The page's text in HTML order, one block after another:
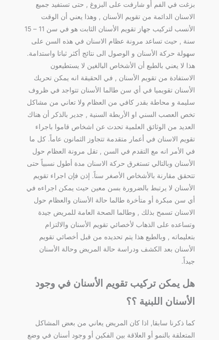
بزغت في الفم أو شارفت على البزوغ , حتى تستفيد جميع
الاسنان الدائمة من تقويم الأسنان , وهذا يعني أن الوقت
الأنسب لتركيب جهاز تقويم الأسنان الثابت هو في سن 11 – 15
سنة , حيث تساعد مرونة عظام الاسنان في هذه السن على
سهولة حركة الأسنان و الوصول الى نتائج أكثر ثباتا واستدامة.
هذا لا يعني بالطبع أن الأشخاص البالغين لا يستطيعون
الاستفادة من تقويم الأسنان , في الحقيقة انه يمكن تحريك
الأسنان تقويميا في أي سن طالما الأسنان تتواجد في ظروف
سليمة و محاطة بقدر كافي من العظام ولا تعاني من مشاكل
تخص العصب السني او الأربطة السنية , جدير بالذكر أن هناك
العديد من الوثائق العلمية تحدث عن اشخاص قاموا باجراء
تقويم الاسنان في أعمار متقدمة تتجاوز الثمانون عاماً. كل ما
في الأمر انه مع التقدم في السن , تقل مرونة العظام حول
الأسنان وبالتالي تستغرق حركة الاسنان مدة أطول نسبياً حتى
تتحقق مقارنة بالأشخاص الأصغر سناً. إذن فإن اجراء تقويم
الأسنان لا يرتبط بالضرورة بسن معين حيث يمكن اجراءه في
أي سن مبكرة أو متأخرة طالما حالة الأسنان والعظام حول
الاسنان تسمح بذلك , وطالما الصحة العامة للمريض جيدة
وتساعده على الذهاب لأخصائي تقويم الأسنان والالتزام
بتعليماته , وبالطبع هذا يتم تحديده من قبل أخصائي تقويم
الأسنان بعد الكشف ودراسة حالة المريض وحالة الأسنان
جيداً.
هل يمكن تركيب تقويم الأسنان في وجود
الأسنان اللبنية ؟؟
كما ذكرنا سابقا, اذا كان المريض يعاني من بعض المشاكل
المتعلقة بالنمو أو العلاقة بين الفكين أو وجود أسنان في وضع